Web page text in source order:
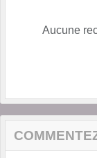
Aucune